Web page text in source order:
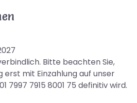
Bitte beachten Sie,
erst mit Einzahlung auf unser
7997 7915 8001 75 definitiv wird.